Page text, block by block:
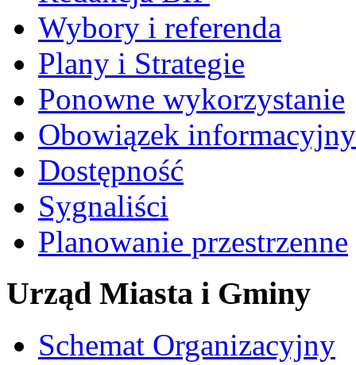
Wybory i referenda
Plany i Strategie
Ponowne wykorzystanie
Obowiązek informacyjny
Dostępność
Sygnaliści
Planowanie przestrzenne
Urząd Miasta i Gminy
Schemat Organizacyjny